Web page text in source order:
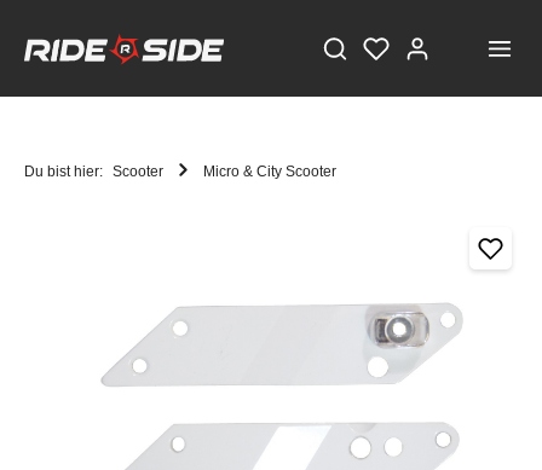
Du bist hier: Scooter Micro & City Scooter